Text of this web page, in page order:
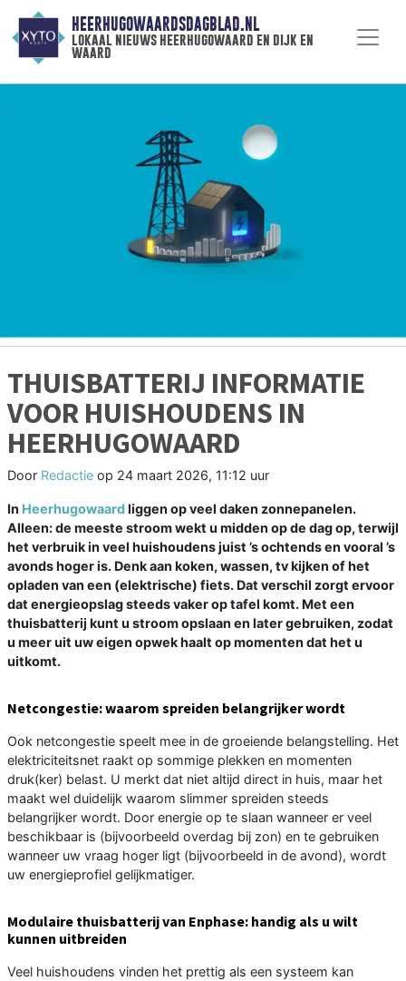
HEERHUGOWAARDSDAGBLAD.NL
lokaal nieuws heerhugowaard en dijk en
waard
THUISBATTERIJ INFORMATIE
VOOR HUISHOUDENS IN
HEERHUGOWAARD
Door Redactie op 24 maart 2026, 11:12 uur
In Heerhugowaardliggen op veel daken zonnepanelen.
Alleen: de meeste stroom wekt u midden op de dag op, terwijl
het verbruik in veel huishoudens juist ’s ochtends en vooral ’s
avonds hoger is. Denk aan koken, wassen, tv kijken of het
opladen van een (elektrische) fiets. Dat verschil zorgt ervoor
dat energieopslag steeds vaker op tafel komt. Met een
thuisbatterij kunt u stroom opslaan en later gebruiken, zodat
u meer uit uw eigen opwek haalt op momenten dat het u
uitkomt.
Netcongestie: waarom spreiden belangrijker wordt
Ook netcongestie speelt mee in de groeiende belangstelling. Het
elektriciteitsnet raakt op sommige plekken en momenten
druk(ker) belast. U merkt dat niet altijd direct in huis, maar het
maakt wel duidelijk waarom slimmer spreiden steeds
belangrijker wordt. Door energie op te slaan wanneer er veel
beschikbaar is (bijvoorbeeld overdag bij zon) en te gebruiken
wanneer uw vraag hoger ligt (bijvoorbeeld in de avond), wordt
uw energieprofiel gelijkmatiger.
Modulaire thuisbatterij van Enphase: handig als u wilt
kunnen uitbreiden
Veel huishoudens vinden het prettig als een systeem kan